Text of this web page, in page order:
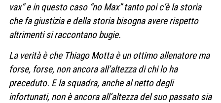
vax” e in questo caso “no Max” tanto poi c’è la storia
che fa giustizia e della storia bisogna avere rispetto
altrimenti si raccontano bugie.
La verità è che Thiago Motta è un ottimo allenatore ma
forse, forse, non ancora all’altezza di chi lo ha
preceduto. E la squadra, anche al netto degli
infortunati, non è ancora all’altezza del suo passato sia